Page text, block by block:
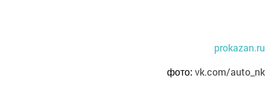
prokazan.ru
фото: vk.com/auto_nk